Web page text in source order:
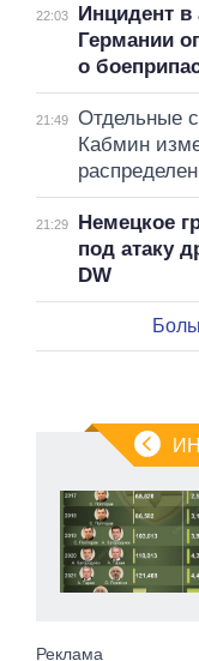
22:03
Инцидент в
Германии
о
21:49
Отдельные
Кабмин
21:29
Немецкое
под атаку
DW